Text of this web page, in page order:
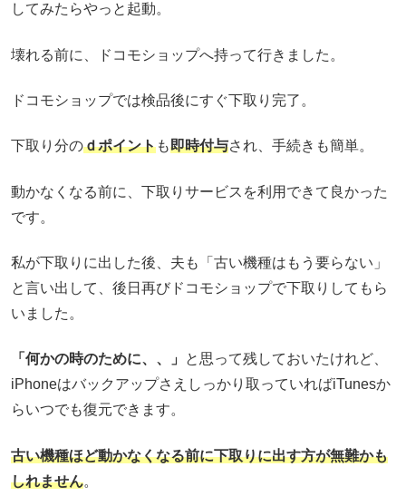
してみたらやっと起動。
壊れる前に、ドコモショップへ持って行きました。
ドコモショップでは検品後にすぐ下取り完了。
下取り分のｄポイントも即時付与され、手続きも簡単。
動かなくなる前に、下取りサービスを利用できて良かった
です。
私が下取りに出した後、夫も「古い機種はもう要らない」
と言い出して、後日再びドコモショップで下取りしてもら
いました。
「何かの時のために、、」
と思って残しておいたけれど、
iPhoneはバックアップさえしっかり取っていればiTunesか
らいつでも復元できます。
古い機種ほど動かなくなる前に下取りに出す方が無難かも
しれません。